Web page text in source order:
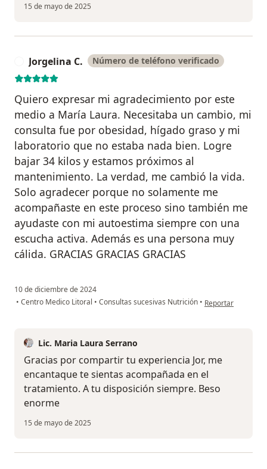
15 de mayo de 2025
Jorgelina C. Número de teléfono verificado
Quiero expresar mi agradecimiento por este
medio a María Laura. Necesitaba un cambio, mi
consulta fue por obesidad, hígado graso y mi
laboratorio que no estaba nada bien. Logre
bajar 34 kilos y estamos próximos al
mantenimiento. La verdad, me cambió la vida.
Solo agradecer porque no solamente me
acompañaste en este proceso sino también me
ayudaste con mi autoestima siempre con una
escucha activa. Además es una persona muy
cálida. GRACIAS GRACIAS GRACIAS
10 de diciembre de 2024
• Centro Medico Litoral • Consultas sucesivas Nutrición • en opinión del
Reportar
Lic. Maria Laura Serrano
Gracias por compartir tu experiencia Jor, me
encantaque te sientas acompañada en el
tratamiento. A tu disposición siempre. Beso
enorme
15 de mayo de 2025